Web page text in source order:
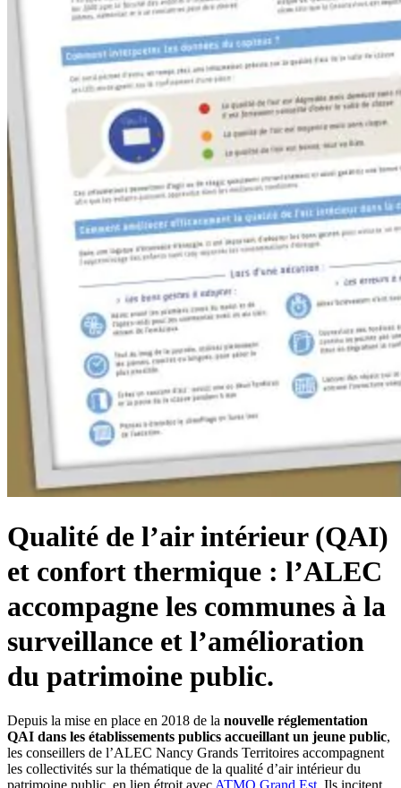
Qualité de l’air intérieur (QAI)
et confort thermique : l’ALEC
accompagne les communes à la
surveillance et l’amélioration
du patrimoine public.
Depuis la mise en place en 2018 de la nouvelle réglementation
QAI dans les établissements publics accueillant un jeune public,
les conseillers de l’ALEC Nancy Grands Territoires accompagnent
les collectivités sur la thématique de la qualité d’air intérieur du